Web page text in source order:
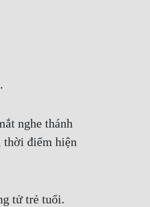
nghe thánh
thời điểm hiện
tử trẻ tuổi.